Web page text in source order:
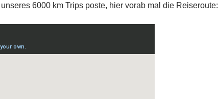
6000 km Trips poste, hier vorab mal die Reiseroute: